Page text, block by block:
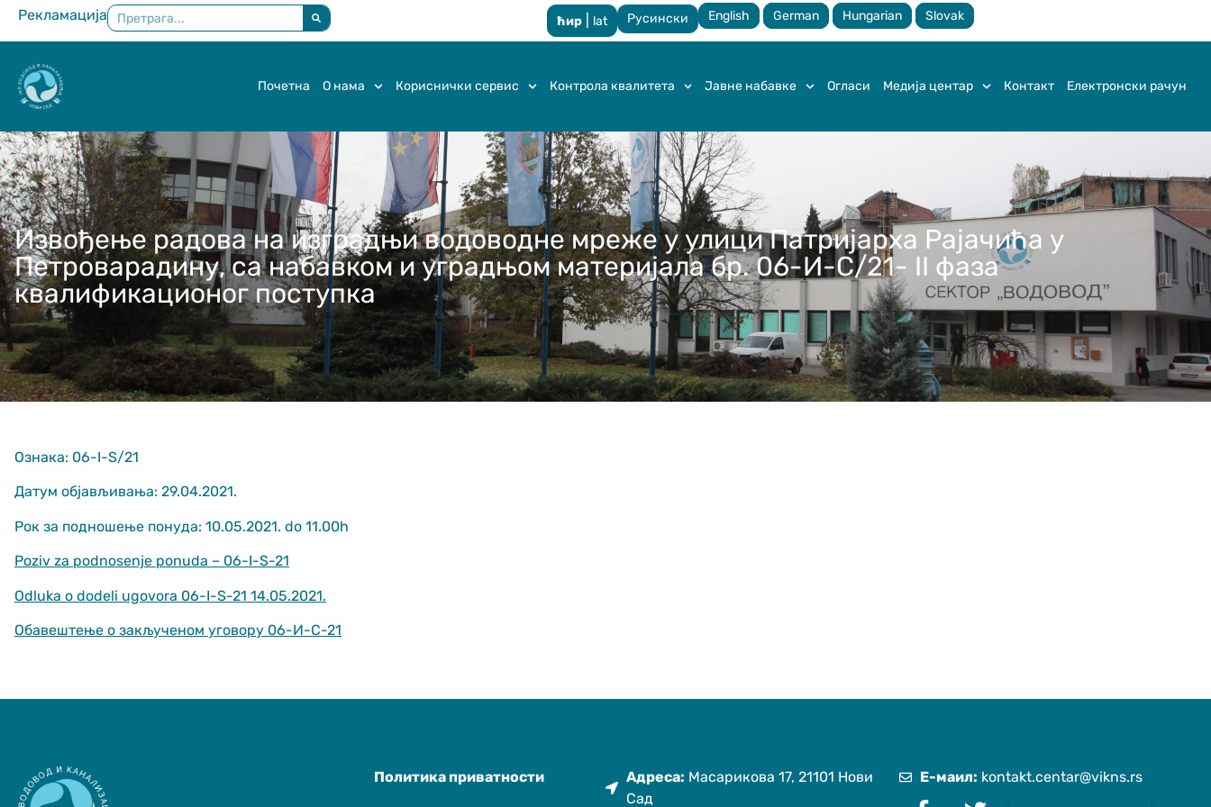
Рекламација ћир| lat Русински English German Hungarian Slovak
Почетна О нама Кориснички сервис Контрола квалитета Јавне набавке Огласи Медија центар Контакт Електронски рачун
Извођење радова на изградњи водоводне мреже у улици Патријарха Рајачића у
Петроварадину, са набавком и уградњом материјала бр. 06-И-С/21- II фаза
квалификационог поступка
Ознака: 06-I-S/21
Датум објављивања: 29.04.2021.
Рок за подношење понуда: 10.05.2021. do 11.00h
Poziv za podnosenje ponuda – 06-I-S-21
Odluka o dodeli ugovora 06-I-S-21 14.05.2021.
Обавештење о закљученом уговору 06-И-С-21
Политика приватности Адреса: Масарикова 17, 21101 Нови
Сад
Е-маил: kontakt.centar@vikns.rs
Неопходно
cookies are
They are
In order for us
to improve
the website's